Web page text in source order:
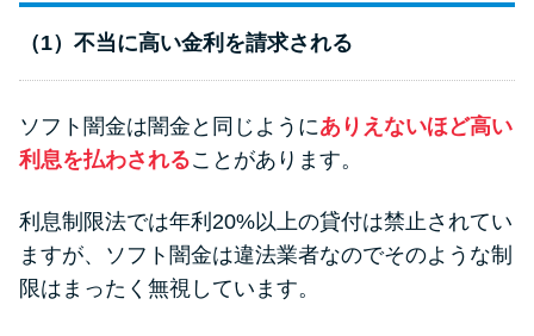
（1）不当に高い金利を請求される
ソフト闇金は闇金と同じようにありえないほど高い
利息を払わされることがあります。
利息制限法では年利20%以上の貸付は禁止されてい
ますが、ソフト闇金は違法業者なのでそのような制
限はまったく無視しています。